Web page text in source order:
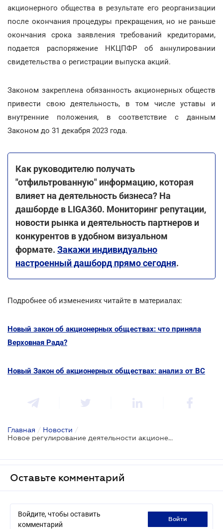
акционерного общества в результате его реорганизации
после окончания процедуры прекращения, но не раньше
окончания срока заявления требований кредиторами,
подается распоряжение НКЦПФР об аннулировании
свидетельства о регистрации выпуска акций.
Законом закреплена обязанность акционерных обществ
привести свою деятельность, в том числе уставы и
внутренние положения, в соответствие с данным
Законом до 31 декабря 2023 года.
Как руководителю получать
"отфильтрованную" информацию, которая
влияет на деятельность бизнеса? На
дашборде в LIGA360. Мониторинг репутации,
новости рынка и деятельность партнеров и
конкурентов в удобном визуальном
формате. Закажи индивидуально
настроенный дашборд прямо сегодня.
Подробнее об изменениях читайте в материалах:
Новый закон об акционерных обществах: что приняла
Верховная Рада?
Новый Закон об акционерных обществах: анализ от ВС
Главная / Новости /
Новое регулирование деятельности акционерных обществ: с 1 января 2023 полностью действует новый Закон
Оставьте комментарий
Войдите, чтобы оставить
комментарий
войти